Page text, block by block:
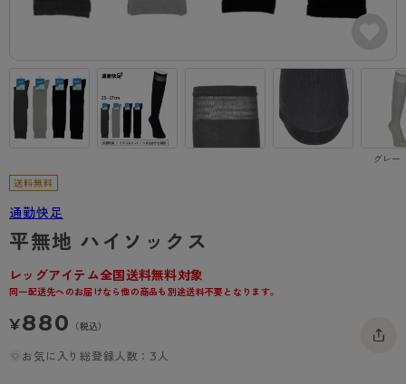
- 着圧ストッキング
- パンティ部レスストッキング
タイツ
- 無地タイツ
- 柄タイツ
- ひざ下丈タイツ
- 着圧タイツ
ソックス・靴下
- ブラトップ
ショーツ
- レギュラーショーツ
- サニタリーショーツ
- ガードル・補正ショーツ
肌着・インナー
- 長袖（七分袖以上）
- タンクトップ
- カップ付きインナー
ボトムス
ルームウェア・パジャマ
アクティブ・スポーツ
- スポーツブラ
- スポーツトップス
- スポーツボトムス
雑貨・小物
Tバック・ビキニ
肌着・インナー
ボトムス
ルームウェア・パジャマ
ハイソックス
スクールソックス
スポーツブラ
ショーツ
レギュラーショーツ
サニタリーショーツ
ボクサー
アスティーグ
スゴスト
フェイクタイツ
hotto comfort
Atsugi COLORS
BT
スクールタイム
みんなの、みんなの。
CLINICAL
ハイジュニ
私に似合う、ストッキング選び
タイツの選び方
ご利用ガイド
はじめての方へ
よくある質問（FAQ）
サイズ表
お支払い方法について
配送方法について
返品・交換について
お問い合わせについて
グレー
通勤快足
平無地 ハイソックス
レッグアイテム全国送料無料対象
同一配送先へのお届けなら他の商品も別途送料不要となります。
¥880 （税込）
お気に入り総登録人数：3人